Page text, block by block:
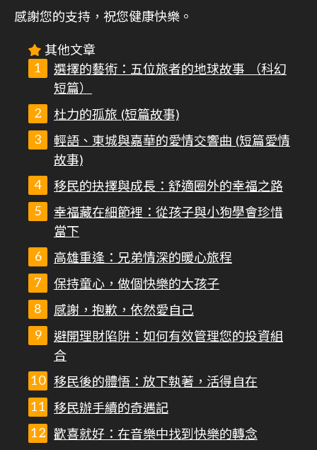
感謝您的支持，祝您健康快樂。
其他文章
選擇的藝術：五位旅者的地球故事 （科幻
短篇）
杜力的孤旅 (短篇故事)
輕語、東城與嘉華的愛情交響曲 (短篇愛情
故事)
移民的抉擇與成長：舒適圈外的幸福之路
幸福藏在細節裡：從孩子與小狗學會珍惜
當下
高雄重逢：兄弟情深的暖心旅程
保持童心，做個快樂的大孩子
感謝，抱歉，依然愛自己
避開理財陷阱：如何有效管理您的投資組
合
移民後的體悟：放下執著，活得自在
移民辦手續的奇遇記
歡喜就好：在音樂中找到快樂的轉念